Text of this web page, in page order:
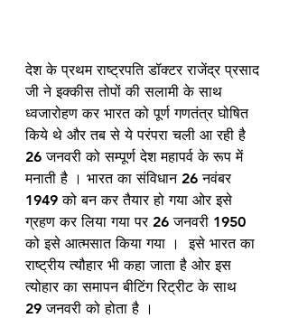
देश के प्रथम राष्ट्रपति डॉक्टर राजेंद्र प्रसाद
जी ने इक्कीस तोपों की सलामी के साथ
ध्वजारोहण कर भारत को पूर्ण गणतंत्र घोषित
किये थे और तब से ये परंपरा चली आ रही है
26 जनवरी को सम्पूर्ण देश महापर्व के रूप में
मनाती है । भारत का संविधान 26 नवंबर
1949 को बन कर तैयार हो गया ओर इसे
ग्रहण कर लिया गया पर 26 जनवरी 1950
को इसे आत्मसात किया गया ।  इसे भारत का
राष्ट्रीय त्यौहार भी कहा जाता है ओर इस
त्योहार का समापन बीटिंग रिट्रीट के साथ
29 जनवरी को होता है ।